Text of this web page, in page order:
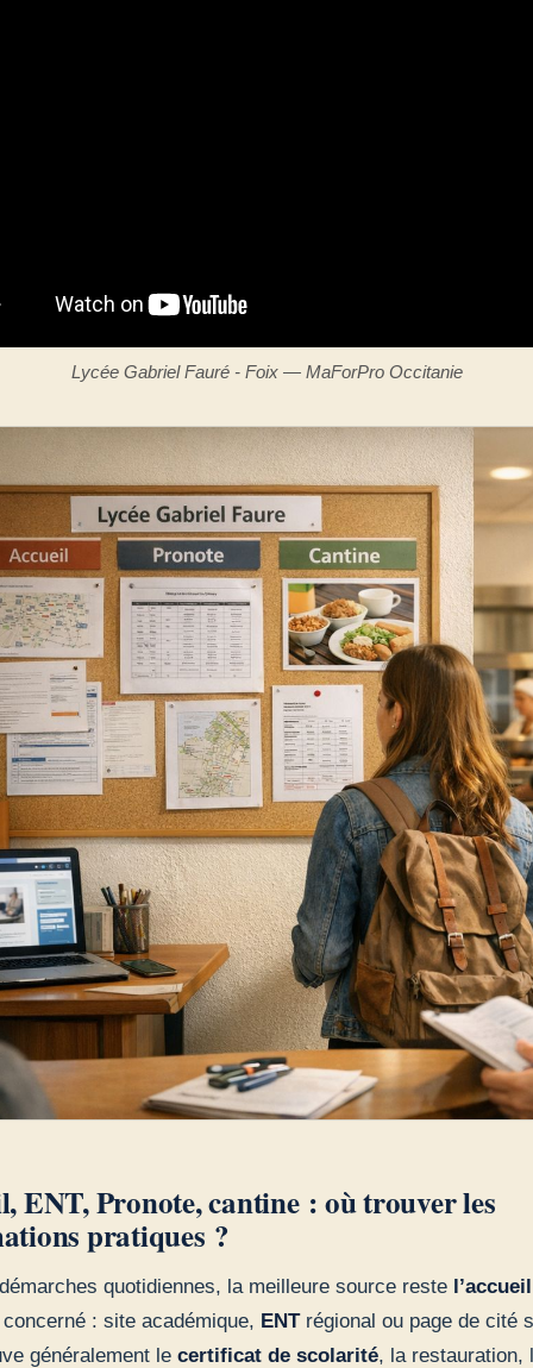
Lycée Gabriel Fauré - Foix — MaForPro Occitanie
ENT, Pronote, cantine : où trouver les
pratiques ?
quotidiennes, la meilleure source reste
: site académique, ENTrégional ou page de cité
généralement le certificat de scolarité, la restauration,